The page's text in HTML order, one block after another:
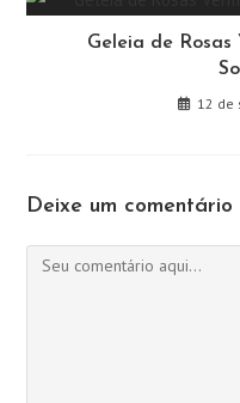
Geleia de Rosas
12 de
Deixe um comentário
Comentário